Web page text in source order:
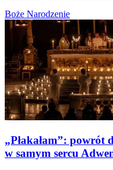
Boże Narodzenie
„Płakałam”: powrót
w samym sercu